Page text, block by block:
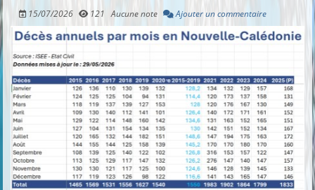
15/07/2026 121 Aucune note Ajouter un commentaire